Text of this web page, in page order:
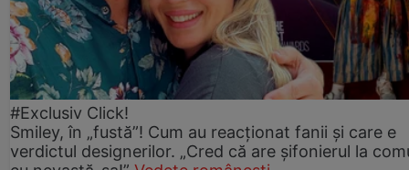
#Exclusiv Click!
Smiley, în „fustă”! Cum au reacționat fanii și care e
verdictul designerilor. „Cred că are șifonierul la